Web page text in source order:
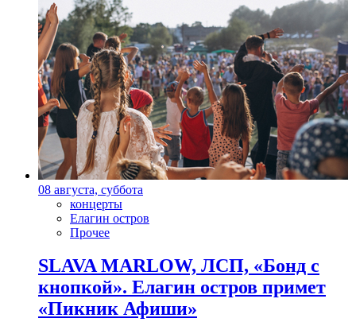
08 августа, суббота
концерты
Елагин остров
Прочее
SLAVA MARLOW, ЛСП, «Бонд с
кнопкой». Елагин остров примет
«Пикник Афиши»